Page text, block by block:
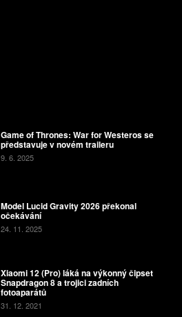
Game of Thrones: War for Westeros se
představuje v novém traileru
9. 6. 2025
Model Lucid Gravity 2026 překonal
očekávání
24. 11. 2025
Xiaomi 12 (Pro) láká na výkonný čipset
Snapdragon 8 a trojici zadních
fotoaparátů
31. 12. 2021